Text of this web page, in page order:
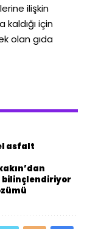
ilişkin
kaldığı için
olan gıda
asfalt
bilinçlendiriyor